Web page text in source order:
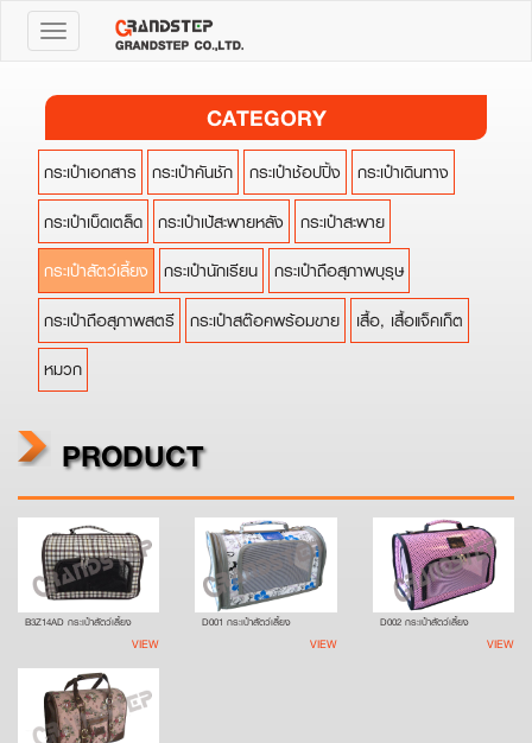
Toggle
CATEGORY
กระเป๋าเอกสาร กระเป๋าคันชัก กระเป๋าช้อปปิ้ง
กระเป๋าเดินทาง
กระเป๋าเบ็ดเตล็ด กระเป๋าเป้สะพายหลัง
กระเป๋าสะพาย
กระเป๋าสัตว์เลี้ยง
กระเป๋านักเรียน กระเป๋าถือสุภาพบุรุษ
กระเป๋าถือสุภาพสตรี กระเป๋าสต๊อคพร้อมขาย
เสื้อ, เสื้อแจ็คเก็ต
หมวก
PRODUCT
B3Z14AD กระเป๋าสัตว์เลี้ยง
VIEW
D001 กระเป๋าสัตว์เลี้ยง
VIEW
D002 กระเป๋าสัตว์เลี้ยง
VIEW